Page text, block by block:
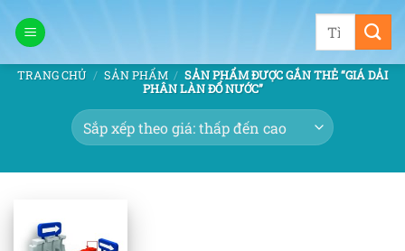
qua
dung
Tìm
TRANG CHỦ / SẢN PHẨM / SẢN PHẨM ĐƯỢC GẮN THẺ “GIÁ DẢI
PHÂN LÀN ĐỔ NƯỚC”